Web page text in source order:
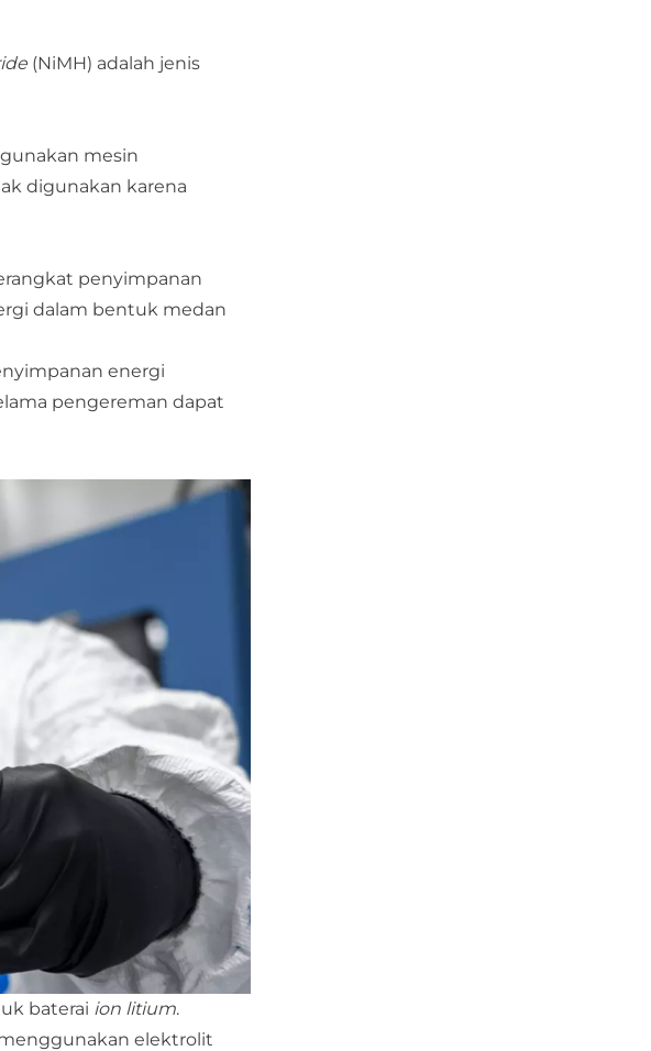
(NiMH) adalah jenis
mesin
digunakan karena
penyimpanan
dalam bentuk medan
energi
pengereman dapat
baterai ion litium.
elektrolit